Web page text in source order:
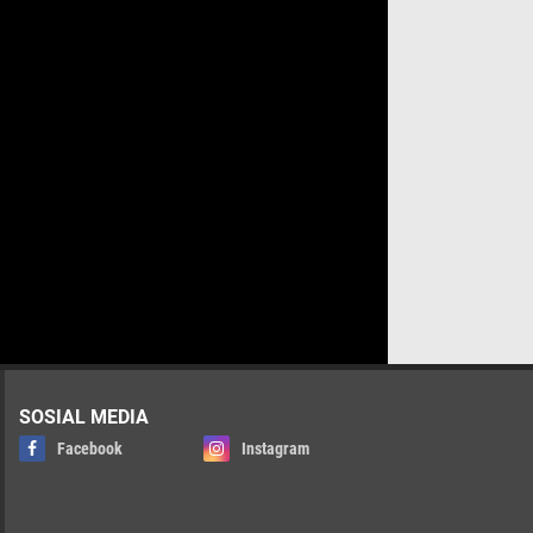
SOSIAL MEDIA
Facebook Instagram